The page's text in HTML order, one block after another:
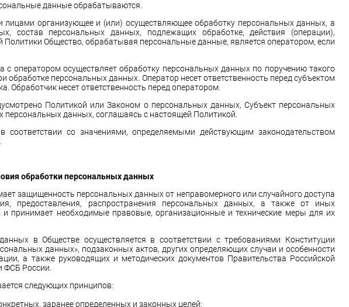
данные обрабатываются.
организующее и (или) осуществляющее обработку персональных данных, а
состав персональных данных, подлежащих обработке, действия (операции),
Общество, обрабатывая персональные данные, является оператором, если
оператором осуществляет обработку персональных данных по поручению такого
обработке персональных данных. Оператор несет ответственность перед субъектом
Обработчик несет ответственность перед оператором.
Политикой или Законом о персональных данных, Субъект персональных
данных, соглашаясь с настоящей Политикой.
со значениями, определяемыми действующим законодательством
обработки персональных данных
защищенность персональных данных от неправомерного или случайного доступа
предоставления, распространения персональных данных, а также от иных
принимает необходимые правовые, организационные и технические меры для их
в Обществе осуществляется в соответствии с требованиями Конституции
данных», подзаконных актов, других определяющих случаи и особенности
а также руководящих и методических документов Правительства Российской
ФСБ России.
следующих принципов:
заранее определенных и законных целей;